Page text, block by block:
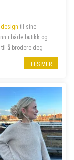
til sine
i både butikk og
å brodere deg
LES MER